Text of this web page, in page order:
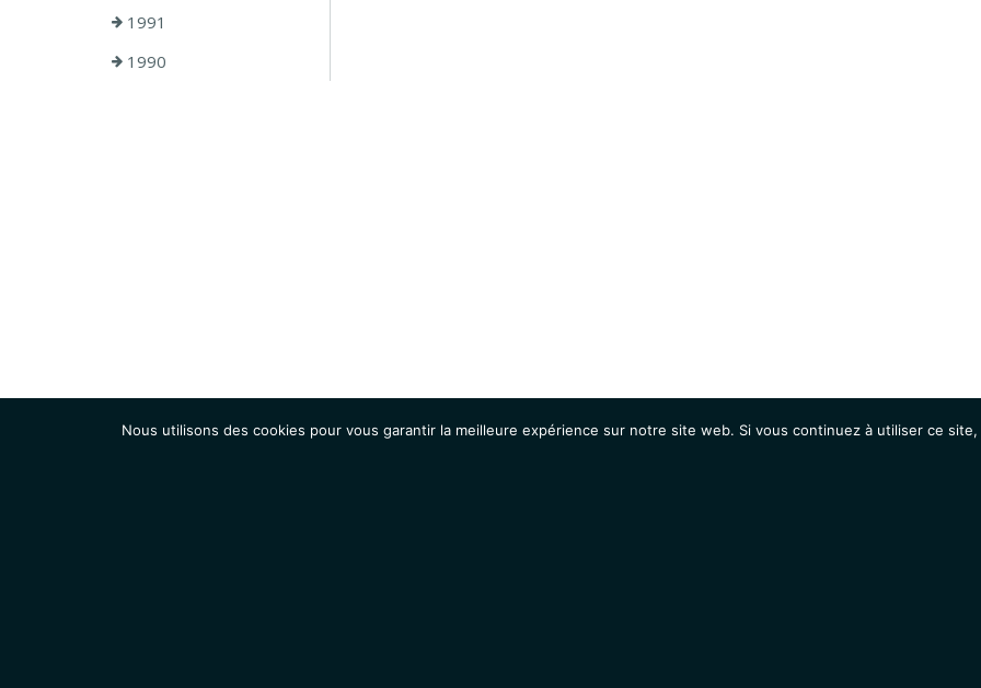
1991
1990
Nous utilisons des cookies pour vous garantir la meilleure expérience sur notre site web. Si vous continuez à utiliser ce